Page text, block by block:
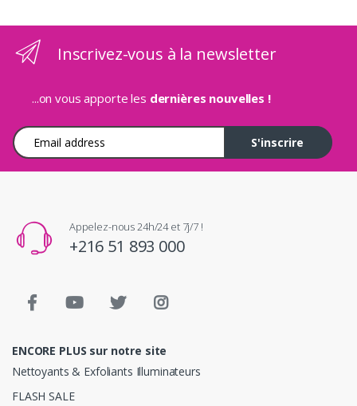
Inscrivez-vous à la newsletter
...on vous apporte les dernières nouvelles !
Adresse e-mail
S'inscrire
Appelez-nous 24h/24 et 7j/7 !
+216 51 893 000
ENCORE PLUS sur notre site
Nettoyants & Exfoliants Illuminateurs
FLASH SALE